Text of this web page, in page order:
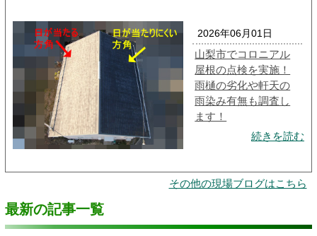
2026年06月01日
山梨市でコロニアル
屋根の点検を実施！
雨樋の劣化や軒天の
雨染み有無も調査し
ます！
続きを読む
その他の現場ブログはこちら
最新の記事一覧